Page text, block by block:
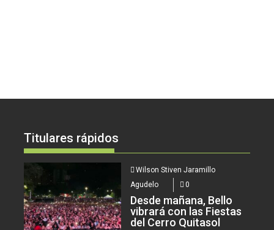
Titulares rápidos
Wilson Stiven Jaramillo
Agudelo
0
Desde mañana, Bello
vibrará con las Fiestas
del Cerro Quitasol